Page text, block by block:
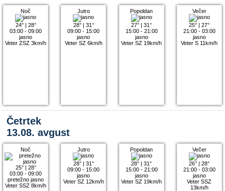
Noč
24°| 28°
03:00 - 09:00
jasno
Veter ZSZ 3km/h
Jutro
28°| 31°
09:00 - 15:00
jasno
Veter SZ 6km/h
Popoldan
27° |31°
15:00 - 21:00
jasno
Veter SZ 19km/h
Večer
25° |27°
21:00 - 03:00
jasno
Veter S 11km/h
Četrtek
13.08. avgust
Noč
25°| 28°
03:00 - 09:00
pretežno jasno
Veter SSZ 8km/h
Jutro
28°| 31°
09:00 - 15:00
jasno
Veter SZ 12km/h
Popoldan
28° |31°
15:00 - 21:00
jasno
Veter SZ 19km/h
Večer
26° |28°
21:00 - 03:00
jasno
Veter SSZ
13km/h